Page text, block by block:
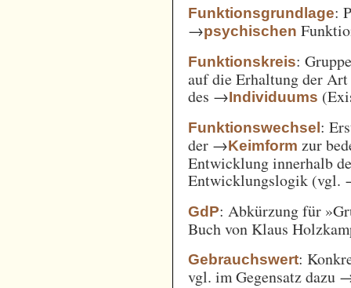
Funktionsgrundlage:
→psychischen
Funktionskreis:
auf die Erhaltung der
des →Individuums
Funktionswechsel:
der →Keimform zur
Entwicklung innerhalb
Entwicklungslogik
GdP: Abkürzung für
Buch von Klaus
Gebrauchswert:
vgl. im Gegensatz dazu